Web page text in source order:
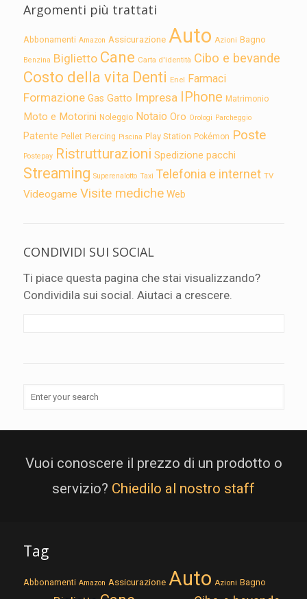
Argomenti più trattati
Abbonamenti Amazon Assicurazione Auto Azioni Bagno
Benzina Biglietto Cane Carta d'identità Cibo e bevande
Costo della vita Denti Enel Farmaci
Formazione Gas Gatto Impresa IPhone Matrimonio
Moto e Motorini Noleggio Notaio Oro Orologi Parcheggio
Patente Pellet Piercing Piscina Play Station Pokémon Poste
Postepay Ristrutturazioni Spedizione pacchi
Streaming Superenalotto Taxi Telefonia e internet TV
Videogame Visite mediche Web
CONDIVIDI SUI SOCIAL
Ti piace questa pagina che stai visualizzando?
Condividila sui social. Aiutaci a crescere.
Vuoi conoscere il prezzo di un prodotto o
servizio? Chiedilo al nostro staff
Tag
Abbonamenti Amazon Assicurazione Auto Azioni Bagno